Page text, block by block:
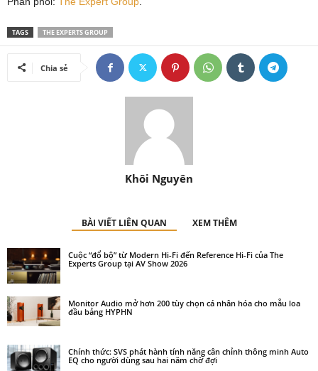
TAGS THE EXPERTS GROUP
Chia sẻ
Khôi Nguyên
BÀI VIẾT LIÊN QUAN XEM THÊM
Cuộc “đổ bộ” từ Modern Hi-Fi đến Reference Hi-Fi của The
Experts Group tại AV Show 2026
Monitor Audio mở hơn 200 tùy chọn cá nhân hóa cho mẫu loa
đầu bảng HYPHN
Chính thức: SVS phát hành tính năng cân chỉnh thông minh Auto
EQ cho người dùng sau hai năm chờ đợi